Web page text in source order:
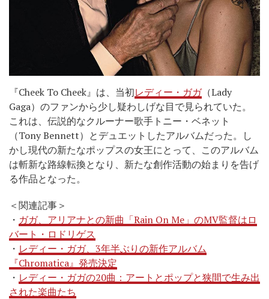
『Cheek To Cheek』は、当初レディー・ガガ（Lady
Gaga）のファンから少し疑わしげな目で見られていた。
これは、伝説的なクルーナー歌手トニー・ベネット
（Tony Bennett）とデュエットしたアルバムだった。し
かし現代の新たなポップスの女王にとって、このアルバム
は斬新な路線転換となり、新たな創作活動の始まりを告げ
る作品となった。
＜関連記事＞
・ ガガ、アリアナとの新曲「Rain On Me」のMV監督はロ
バート・ロドリゲス
・ レディー・ガガ、3年半ぶりの新作アルバム
『Chromatica』発売決定
・ レディー・ガガの20曲：アートとポップと狭間で生み出
された楽曲たち